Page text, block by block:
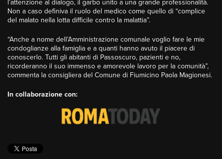
l’attenzione al dialogo, il garbo unito a una grande professionalità.
Non a caso definiva il ruolo del medico come quello di “complice
del malato nella lotta difficile contro la malattia”.
“Anche a nome dell’Amministrazione comunale voglio fare le mie
condoglianze alla famiglia e a quanti hanno avuto il piacere di
conoscerlo. Tutti gli abitanti di Passoscuro, pazienti e no,
ricorderanno il suo immenso e amorevole lavoro per la comunità”,
commenta la consigliera del Comune di Fiumicino Paola Magionesi.
In collaborazione con: